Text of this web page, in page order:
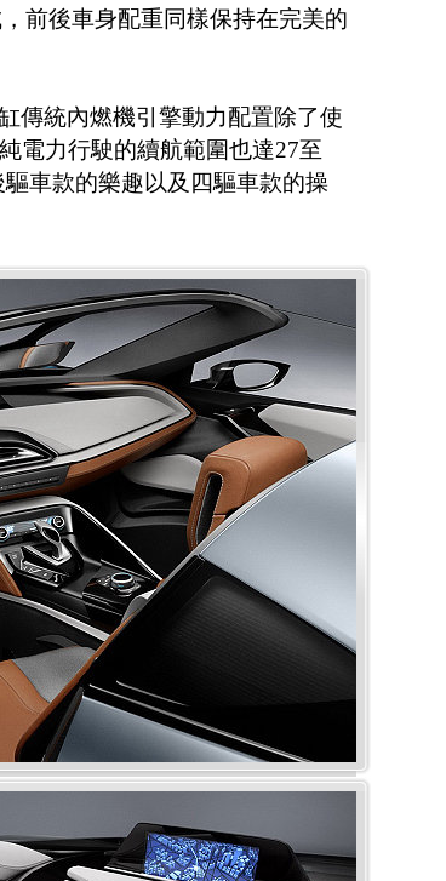
前後車身配重同樣保持在完美的
傳統內燃機引擎動力配置除了使
電力行駛的續航範圍也達27至
車款的樂趣以及四驅車款的操